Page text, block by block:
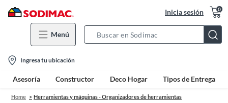
Inicia sesión 0
Menú
Bar
location-
icon
Ingresa tu ubicación
Asesoría Constructor Deco Hogar Tipos de Entrega
Home Herramientas y máquinas - Organizadores de herramientas